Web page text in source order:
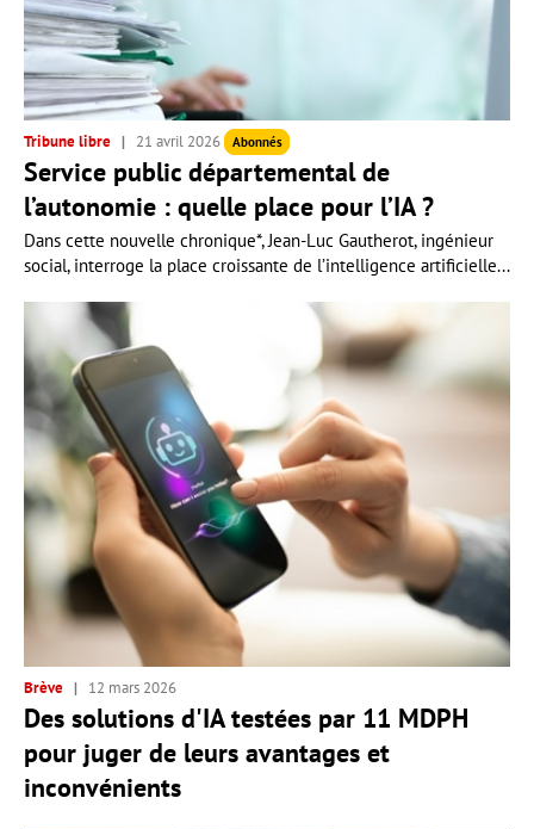
Tribune libre 21 avril 2026 Abonnés
Service public départemental de
l’autonomie : quelle place pour l’IA ?
Dans cette nouvelle chronique*, Jean-Luc Gautherot, ingénieur
social, interroge la place croissante de l’intelligence artificielle...
Brève 12 mars 2026
Des solutions d'IA testées par 11 MDPH
pour juger de leurs avantages et
inconvénients